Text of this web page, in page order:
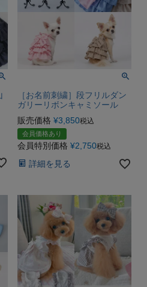
［お名前刺繍］段フリルダン
ガリーリボンキャミソール
販売価格 ¥3,850税込
会員価格あり
会員特別価格 ¥2,750税込
詳細を見る